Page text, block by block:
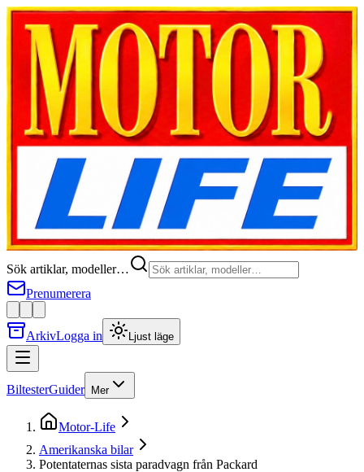
Sök artiklar, modeller…
Prenumerera
ArkivLogga in Ljust läge
BiltesterGuider Mer
Motor-Life
Amerikanska bilar
Potentaternas sista paradvagn från Packard